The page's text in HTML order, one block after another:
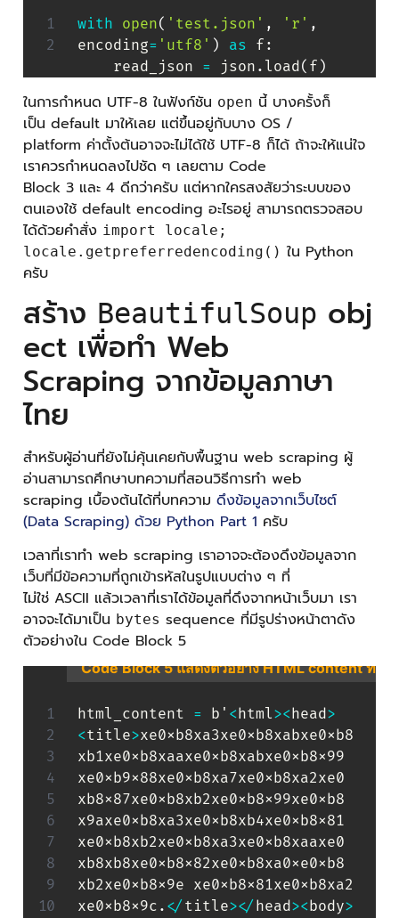
with open( 'test.json' , 'r' ,
encoding= 'utf8' ) as f :
    read_json
= json . load( f )
ในการกำหนด UTF-8 ในฟังก์ชัน open นี้ บางครั้งก็
เป็น default มาให้เลย แต่ขึ้นอยู่กับบาง OS /
platform ค่าตั้งต้นอาจจะไม่ได้ใช้ UTF-8 ก็ได้ ถ้าจะให้แน่ใจ
เราควรกำหนดลงไปชัด ๆ เลยตาม Code
Block 3 และ 4 ดีกว่าครับ แต่หากใครสงสัยว่าระบบของ
ตนเองใช้ default encoding อะไรอยู่ สามารถตรวจสอบ
ได้ด้วยคำสั่ง import locale;
locale.getpreferredencoding() ใน Python
ครับ
สร้าง BeautifulSoup obj
ect เพื่อทำ Web
Scraping จากข้อมูลภาษา
ไทย
สำหรับผู้อ่านที่ยังไม่คุ้นเคยกับพื้นฐาน web scraping ผู้
อ่านสามารถศึกษาบทความที่สอนวิธีการทำ web
scraping เบื้องต้นได้ที่บทความ ดึงข้อมูลจากเว็บไซต์
(Data Scraping) ด้วย Python Part 1 ครับ
เวลาที่เราทำ web scraping เราอาจจะต้องดึงข้อมูลจาก
เว็บที่มีข้อความที่ถูกเข้ารหัสในรูปแบบต่าง ๆ ที่
ไม่ใช่ ASCII แล้วเวลาที่เราได้ข้อมูลที่ดึงจากหน้าเว็บมา เรา
อาจจะได้มาเป็น bytes sequence ที่มีรูปร่างหน้าตาดัง
ตัวอย่างใน Code Block 5
Code Block 5 แสดงตัวอย่าง HTML content ที่เ
html_content = b' <html><head>
<title>xe0xb8xa3xe0xb8xabxe0xb8
xb1xe0xb8xaaxe0xb8xabxe0xb8x99
xe0xb9x88xe0xb8xa7xe0xb8xa2xe0
xb8x87xe0xb8xb2xe0xb8x99xe0xb8
x9axe0xb8xa3xe0xb8xb4xe0xb8x81
xe0xb8xb2xe0xb8xa3xe0xb8xaaxe0
xb8xb8xe0xb8x82xe0xb8xa0xe0xb8
xb2xe0xb8x9e xe0xb8x81xe0xb8xa2
xe0xb8x9c . </ title></ head><body>